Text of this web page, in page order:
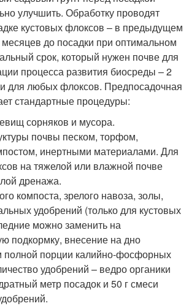
улучшить. Обработку проводят
кустовых флоксов – в предыдущем
до посадки при оптимальном
срок, который нужен почве для
процесса развития биосреды – 2
для любых флоксов. Предпосадочная
стандартные процедуры:
сорняков и мусора.
почвы песком, торфом,
инертными материалами. Для
на тяжелой или влажной почве
дренажа.
компоста, зрелого навоза, золы,
удобрений (только для кустовых
можно заменить на
подкормку, внесение на дно
полной порции калийно-фосфорных
удобрений – ведро органики
метр посадок и 50 г смеси